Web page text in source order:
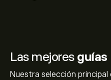
Las mejores guías
Nuestra selección